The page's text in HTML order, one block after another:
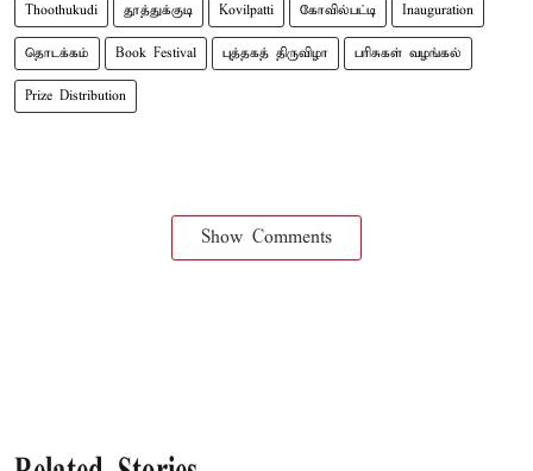
Thoothukudi தூத்துக்குடி Kovilpatti கோவில்பட்டி Inauguration
தொடக்கம் Book Festival புத்தகத் திருவிழா பரிசுகள் வழங்கல்
Prize Distribution
Show Comments